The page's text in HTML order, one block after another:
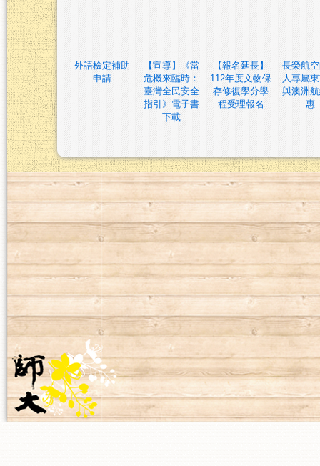
外語檢定補助
申請
【宣導】《當
危機來臨時：
臺灣全民安全
指引》電子書
下載
【報名延長】
112年度文物保
存修復學分學
程受理報名
長榮航
人專屬
與澳洲
惠